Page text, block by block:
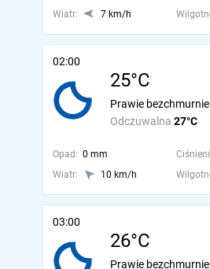
Wiatr:
7 km/h
02:00
25°C
Odczuwalna 27°C
Prawie bezchmurnie
Opad: 0 mm
Wiatr:
10 km/h
03:00
26°C
Prawie bezchmurnie